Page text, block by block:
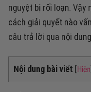
nguyệt bị rối loạn. Vậy
cách giải quyết nào
câu trả lời qua nội
Nội dung bài viết Hiện